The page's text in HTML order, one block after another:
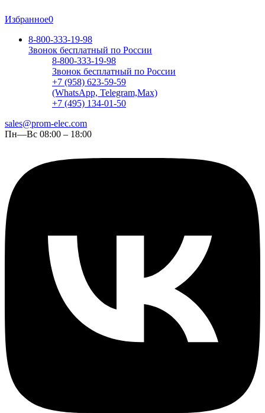
Избранное0
8-800-333-19-98
Звонок бесплатный по России
8-800-333-19-98
Звонок бесплатный по России
+7 (958) 623-59-59
(WhatsApp, Telegram,Max)
+7 (495) 134-01-50
sales@prom-elec.com
Пн—Вс 08:00 – 18:00